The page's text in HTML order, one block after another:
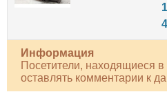
Информация
Посетители, находящиеся в
оставлять комментарии к